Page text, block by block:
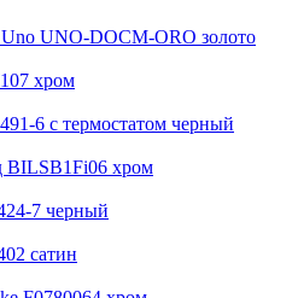
UNO-DOCM-ORO золото
хром
6 с термостатом черный
BILSB1Fi06 хром
7 черный
сатин